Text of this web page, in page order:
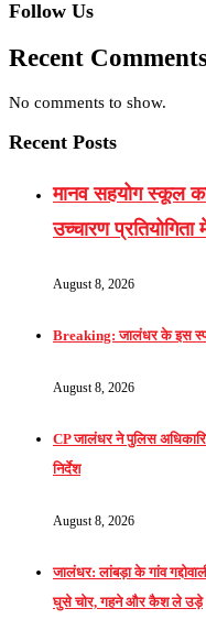
Follow Us
Recent
No comments to show.
Recent Posts
मानव सहयोग स्कूल
उच्चारण प्रतियोगिता
August 8, 2026
Breaking: जालंधर के इस
August 8, 2026
CP जालंधर ने पुलिस
निर्देश
August 8, 2026
जालंधर: लांबड़ा के गांव
घुसे चोर, गहने और कैश ले उड़े